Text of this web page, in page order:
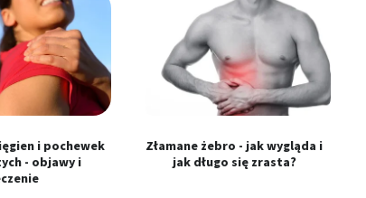
i pochewek
- objawy i
Złamane żebro - jak wygląda i
jak długo się zrasta?